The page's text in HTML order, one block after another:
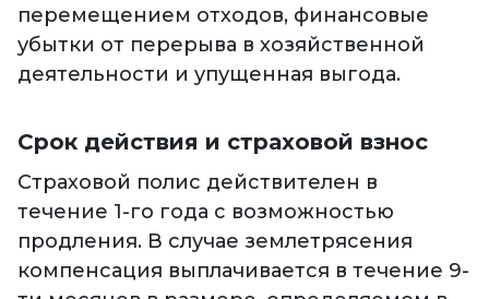
перемещением отходов, финансовые
убытки от перерыва в хозяйственной
деятельности и упущенная выгода.
Срок действия и страховой взнос
Страховой полис действителен в
течение 1-го года с возможностью
продления. В случае землетрясения
компенсация выплачивается в течение 9-